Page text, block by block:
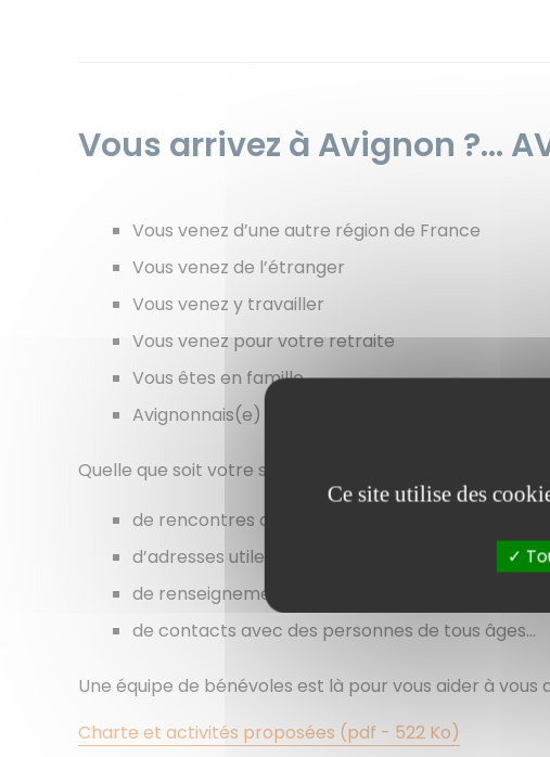
Vous arrivez à Avignon ?...
Vous venez d’une autre région de France
Vous venez de l’étranger
Vous venez y travailler
Vous venez pour votre retraite
Vous êtes en famille
Avignonnais(e) en changement de situation -
Quelle que soit votre situation, vous aurez besoin :
de rencontres amicales
d’adresses utiles
de renseignements pratiques
de contacts avec des personnes de tous âges…
Une équipe de bénévoles est là pour vous aider à
Charte et activités proposées (pdf - 522 Ko)
Ce site utilise des